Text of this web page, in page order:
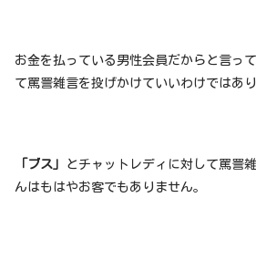
お金を払っている男性会員だからと言っ
て罵詈雑言を投げかけていいわけではあり
「ブス」
とチャットレディに対して罵詈
んはもはやお客でもありません。